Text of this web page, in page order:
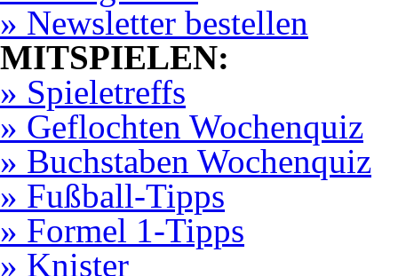
» Newsletter bestellen
MITSPIELEN:
» Spieletreffs
» Geflochten Wochenquiz
» Buchstaben Wochenquiz
» Fußball-Tipps
» Formel 1-Tipps
» Knister